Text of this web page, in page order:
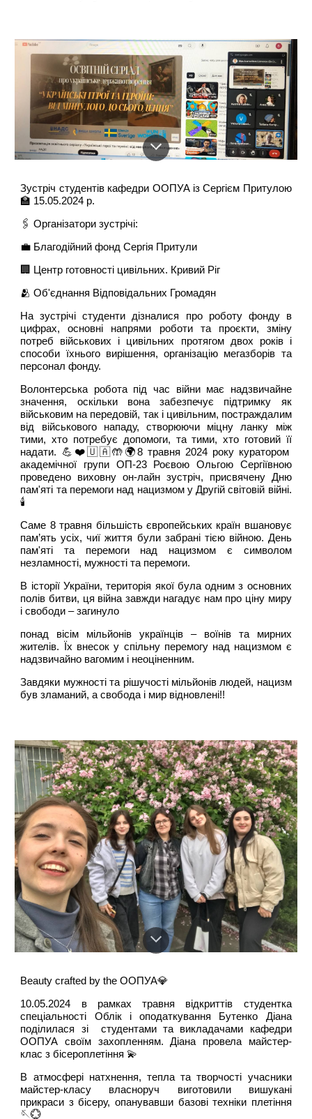
Зустріч студентів кафедри ООПУА із Сергієм Притулою
🏫 15.05.2024 р.
🖇️ Організатори зустрічі:
💼 Благодійний фонд Сергія Притули
🏢 Центр готовності цивільних. Кривий Ріг
🫂 Об'єднання Відповідальних Громадян
На зустрічі студенти дізналися про роботу фонду в
цифрах, основні напрями роботи та проєкти, зміну
потреб військових і цивільних протягом двох років і
способи їхнього вирішення, організацію мегазборів та
персонал фонду.
Волонтерська робота під час війни має надзвичайне
значення, оскільки вона забезпечує підтримку як
військовим на передовій, так і цивільним, постраждалим
від військового нападу, створюючи міцну ланку між
тими, хто потребує допомоги, та тими, хто готовий її
надати. 💪❤️🇺🇦🤲🌍8 травня 2024 року куратором
академічної групи ОП-23 Роєвою Ольгою Сергіївною
проведено виховну он-лайн зустріч, присвячену Дню
пам'яті та перемоги над нацизмом у Другій світовій війні.
🕯️
Саме 8 травня більшість європейських країн вшановує
пам’ять усіх, чиї життя були забрані тією війною. День
пам'яті та перемоги над нацизмом є символом
незламності, мужності та перемоги.
В історії України, територія якої була одним з основних
полів битви, ця війна завжди нагадує нам про ціну миру
і свободи – загинуло
понад вісім мільйонів українців – воїнів та мирних
жителів. Їх внесок у спільну перемогу над нацизмом є
надзвичайно вагомим і неоціненним.
Завдяки мужності та рішучості мільйонів людей, нацизм
був зламаний, а свобода і мир відновлені!!
Beauty crafted by the ООПУА💎
10.05.2024 в рамках травня відкриттів студентка
спеціальності Облік і оподаткування Бутенко Діана
поділилася зі студентами та викладачами кафедри
ООПУА своїм захопленням. Діана провела майстер-
клас з бісероплетіння 💫
В атмосфері натхнення, тепла та творчості учасники
майстер-класу власноруч виготовили вишукані
прикраси з бісеру, опанувавши базові техніки плетіння
🪡💮